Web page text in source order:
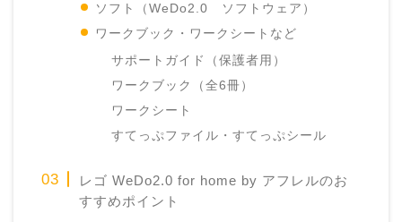
ソフト（WeDo2.0 ソフトウェア）
ワークブック・ワークシートなど
サポートガイド（保護者用）
ワークブック（全6冊）
ワークシート
すてっぷファイル・すてっぷシール
レゴ WeDo2.0 for home by アフレルのお
すすめポイント